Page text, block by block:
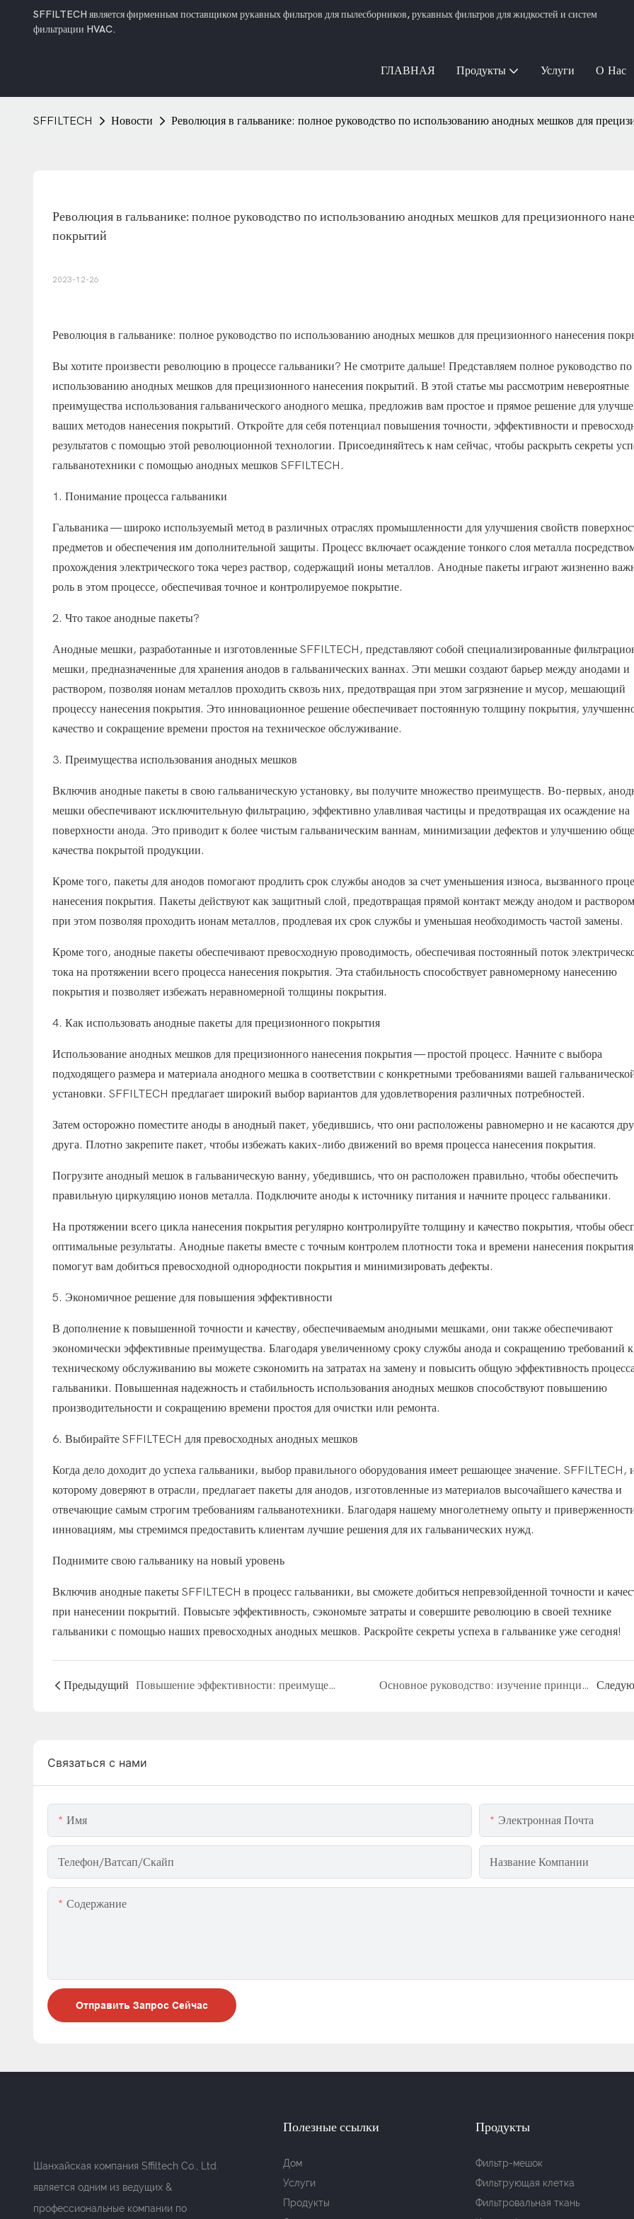
SFFILTECH является фирменным поставщиком рукавных фильтров для пылесборников, рукавных фильтров для жидкостей и систем
фильтрации HVAC.
ГЛАВНАЯ Продукты Услуги О Нас
SFFILTECH Новости Революция в гальванике: полное руководство по использованию анодных мешков для
Революция в гальванике: полное руководство по использованию анодных мешков для прецизионного
покрытий
2023-12-26
Революция в гальванике: полное руководство по использованию анодных мешков для прецизионного нанесения
Вы хотите произвести революцию в процессе гальваники? Не смотрите дальше! Представляем полное руководство по
использованию анодных мешков для прецизионного нанесения покрытий. В этой статье мы рассмотрим невероятные
преимущества использования гальванического анодного мешка, предложив вам простое и прямое решение для
ваших методов нанесения покрытий. Откройте для себя потенциал повышения точности, эффективности и
результатов с помощью этой революционной технологии. Присоединяйтесь к нам сейчас, чтобы раскрыть секреты
гальванотехники с помощью анодных мешков SFFILTECH.
1. Понимание процесса гальваники
Гальваника — широко используемый метод в различных отраслях промышленности для улучшения свойств
предметов и обеспечения им дополнительной защиты. Процесс включает осаждение тонкого слоя металла
прохождения электрического тока через раствор, содержащий ионы металлов. Анодные пакеты играют жизненно
роль в этом процессе, обеспечивая точное и контролируемое покрытие.
2. Что такое анодные пакеты?
Анодные мешки, разработанные и изготовленные SFFILTECH, представляют собой специализированные
мешки, предназначенные для хранения анодов в гальванических ваннах. Эти мешки создают барьер между анодами и
раствором, позволяя ионам металлов проходить сквозь них, предотвращая при этом загрязнение и мусор, мешающий
процессу нанесения покрытия. Это инновационное решение обеспечивает постоянную толщину покрытия,
качество и сокращение времени простоя на техническое обслуживание.
3. Преимущества использования анодных мешков
Включив анодные пакеты в свою гальваническую установку, вы получите множество преимуществ. Во-первых,
мешки обеспечивают исключительную фильтрацию, эффективно улавливая частицы и предотвращая их осаждение на
поверхности анода. Это приводит к более чистым гальваническим ваннам, минимизации дефектов и улучшению
качества покрытой продукции.
Кроме того, пакеты для анодов помогают продлить срок службы анодов за счет уменьшения износа, вызванного
нанесения покрытия. Пакеты действуют как защитный слой, предотвращая прямой контакт между анодом и
при этом позволяя проходить ионам металлов, продлевая их срок службы и уменьшая необходимость частой замены.
Кроме того, анодные пакеты обеспечивают превосходную проводимость, обеспечивая постоянный поток
тока на протяжении всего процесса нанесения покрытия. Эта стабильность способствует равномерному нанесению
покрытия и позволяет избежать неравномерной толщины покрытия.
4. Как использовать анодные пакеты для прецизионного покрытия
Использование анодных мешков для прецизионного нанесения покрытия — простой процесс. Начните с выбора
подходящего размера и материала анодного мешка в соответствии с конкретными требованиями вашей
установки. SFFILTECH предлагает широкий выбор вариантов для удовлетворения различных потребностей.
Затем осторожно поместите аноды в анодный пакет, убедившись, что они расположены равномерно и не касаются
друга. Плотно закрепите пакет, чтобы избежать каких-либо движений во время процесса нанесения покрытия.
Погрузите анодный мешок в гальваническую ванну, убедившись, что он расположен правильно, чтобы обеспечить
правильную циркуляцию ионов металла. Подключите аноды к источнику питания и начните процесс гальваники.
На протяжении всего цикла нанесения покрытия регулярно контролируйте толщину и качество покрытия, чтобы
оптимальные результаты. Анодные пакеты вместе с точным контролем плотности тока и времени нанесения покрытия
помогут вам добиться превосходной однородности покрытия и минимизировать дефекты.
5. Экономичное решение для повышения эффективности
В дополнение к повышенной точности и качеству, обеспечиваемым анодными мешками, они также обеспечивают
экономически эффективные преимущества. Благодаря увеличенному сроку службы анода и сокращению требований к
техническому обслуживанию вы можете сэкономить на затратах на замену и повысить общую эффективность
гальваники. Повышенная надежность и стабильность использования анодных мешков способствуют повышению
производительности и сокращению времени простоя для очистки или ремонта.
6. Выбирайте SFFILTECH для превосходных анодных мешков
Когда дело доходит до успеха гальваники, выбор правильного оборудования имеет решающее значение. SFFILTECH,
которому доверяют в отрасли, предлагает пакеты для анодов, изготовленные из материалов высочайшего качества и
отвечающие самым строгим требованиям гальванотехники. Благодаря нашему многолетнему опыту и
инновациям, мы стремимся предоставить клиентам лучшие решения для их гальванических нужд.
Поднимите свою гальванику на новый уровень
Включив анодные пакеты SFFILTECH в процесс гальваники, вы сможете добиться непревзойденной точности и
при нанесении покрытий. Повысьте эффективность, сэкономьте затраты и совершите революцию в своей технике
гальваники с помощью наших превосходных анодных мешков. Раскройте секреты успеха в гальванике уже сегодня!
Предыдущий Повышение эффективности: преимущества полипропиленовых фильтровальных рукавов в процессах выплавки чугуна Основное руководство: изучение принципа работы и преимуществ фильтров с обратной промывкой
Связаться с нами
Имя Электронная Почта
Телефон/ватсап/скайп Название Компании
Содержание
Отправить Запрос Сейчас
Шанхайская компания Sffiltech Co., Ltd.
является одним из ведущих &
профессиональные компании по
Полезные ссылки
Дом
Услуги
Продукты
Продукты
Фильтр-мешок
Фильтрующая клетка
Фильтровальная ткань